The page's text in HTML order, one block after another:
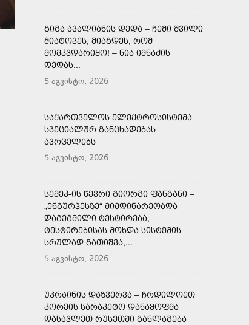
ᲒᲘᲒᲐ ᲐᲕᲐᲚᲘᲐᲜᲘᲡ ᲓᲔᲓᲐ – ᲩᲔᲛᲘ ᲨᲕᲘᲚᲘ
ᲛᲘᲐᲢᲝᲕᲔᲡ, ᲛᲘᲐᲒᲓᲔᲡ, ᲠᲝᲛ
ᲛᲝᲛᲙᲕᲓᲐᲠᲘᲧᲝ! – ᲜᲘᲐ ᲘᲛᲜᲐᲫᲘᲡ
ᲓᲔᲓᲐᲡ...
5 აგვისტო, 2026
ᲡᲐᲥᲐᲠᲗᲕᲔᲚᲝᲡ ᲔᲚᲔᲥᲢᲠᲝᲡᲘᲡᲢᲔᲛᲐ
ᲡᲞᲔᲪᲘᲐᲚᲣᲠ ᲒᲐᲜᲪᲮᲐᲓᲔᲑᲐᲡ
ᲐᲕᲠᲪᲔᲚᲔᲑᲡ
5 აგვისტო, 2026
ᲡᲔᲛᲔᲙ-ᲘᲡ ᲬᲔᲕᲠᲘ ᲒᲘᲝᲠᲒᲘ ᲤᲐᲜᲒᲐᲜᲘ –
„ᲔᲜᲒᲣᲠᲰᲔᲡᲖᲔ“ ᲛᲘᲛᲓᲘᲜᲐᲠᲔᲝᲑᲓᲐ
ᲓᲐᲒᲔᲒᲛᲘᲚᲘ ᲢᲔᲡᲢᲘᲠᲔᲑᲐ,
ᲢᲔᲡᲢᲘᲠᲔᲑᲘᲡᲐᲡ ᲛᲝᲮᲓᲐ ᲡᲘᲡᲢᲔᲛᲘᲡ
ᲡᲠᲣᲚᲐᲓ ᲒᲐᲗᲘᲨᲕᲐ,...
5 აგვისტო, 2026
ᲣᲙᲠᲐᲘᲜᲘᲡ ᲓᲐᲖᲕᲔᲠᲕᲐ – ᲩᲠᲓᲘᲚᲝᲔᲗ
ᲙᲝᲠᲔᲘᲡ ᲡᲐᲠᲐᲙᲔᲢᲝ ᲓᲐᲜᲐᲧᲝᲤᲛᲐ
ᲓᲐᲡᲐᲕᲚᲔᲗ ᲠᲣᲡᲔᲗᲨᲘ ᲒᲐᲜᲚᲐᲒᲔᲑᲐ